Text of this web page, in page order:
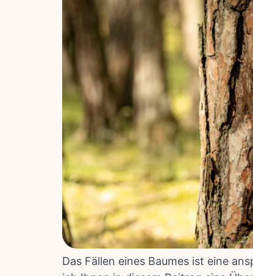
Das Fällen eines Baumes ist eine